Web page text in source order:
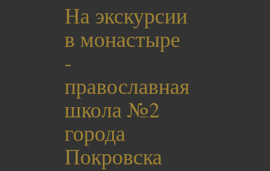
На экскурсии
в монастыре
-
православная
школа №2
города
Покровска